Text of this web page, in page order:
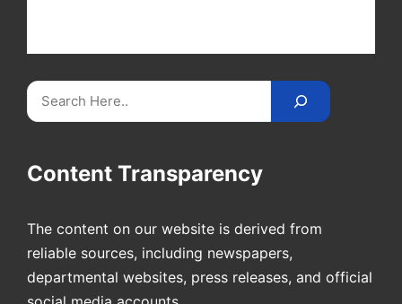
Search
Content Transparency
The content on our website is derived from
reliable sources, including newspapers,
departmental websites, press releases, and official